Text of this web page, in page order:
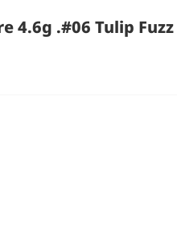
4.6g .#06 Tulip Fuzz